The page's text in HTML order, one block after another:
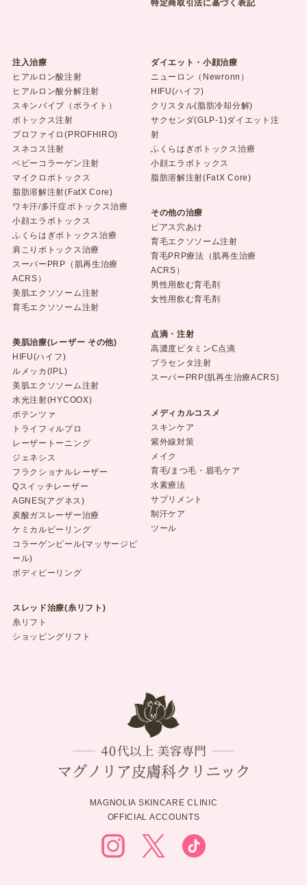
特定商取引法に基づく表記
注入治療
ヒアルロン酸注射
ヒアルロン酸分解注射
スキンバイブ（ボライト）
ボトックス注射
プロファイロ(PROFHIRO)
スネコス注射
ベビーコラーゲン注射
マイクロボトックス
脂肪溶解注射(FatX Core)
ワキ汗/多汗症ボトックス治療
小顔エラボトックス
ふくらはぎボトックス治療
肩こりボトックス治療
スーパーPRP（肌再生治療
ACRS）
美肌エクソソーム注射
育毛エクソソーム注射
美肌治療(レーザー その他)
HIFU(ハイフ)
ルメッカ(IPL)
美肌エクソソーム注射
水光注射(HYCOOX)
ポテンツァ
トライフィルプロ
レーザートーニング
ジェネシス
フラクショナルレーザー
Qスイッチレーザー
AGNES(アグネス)
炭酸ガスレーザー治療
ケミカルピーリング
コラーゲンピール(マッサージピ
ール)
ボディピーリング
スレッド治療(糸リフト)
糸リフト
ショッピングリフト
ダイエット・小顔治療
ニューロン（Newronn）
HIFU(ハイフ)
クリスタル(脂肪冷却分解)
サクセンダ(GLP-1)ダイエット注
射
ふくらはぎボトックス治療
小顔エラボトックス
脂肪溶解注射(FatX Core)
その他の治療
ピアス穴あけ
育毛エクソソーム注射
育毛PRP療法（肌再生治療
ACRS）
男性用飲む育毛剤
女性用飲む育毛剤
点滴・注射
高濃度ビタミンC点滴
プラセンタ注射
スーパーPRP(肌再生治療ACRS)
メディカルコスメ
スキンケア
紫外線対策
メイク
育毛/まつ毛・眉毛ケア
水素療法
サプリメント
制汗ケア
ツール
MAGNOLIA SKINCARE CLINIC
OFFICIAL ACCOUNTS